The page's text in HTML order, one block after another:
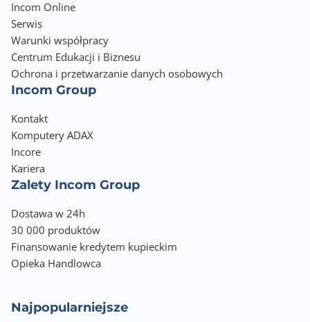
Incom Online
Serwis
Warunki współpracy
Centrum Edukacji i Biznesu
Ochrona i przetwarzanie danych osobowych
Incom Group
Kontakt
Komputery ADAX
Incore
Kariera
Zalety Incom Group
Dostawa w 24h
30 000 produktów
Finansowanie kredytem kupieckim
Opieka Handlowca
Najpopularniejsze